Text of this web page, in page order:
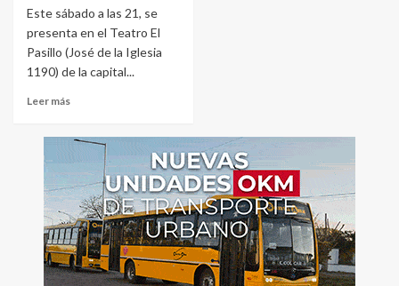
Este sábado a las 21, se
presenta en el Teatro El
Pasillo (José de la Iglesia
1190) de la capital...
Leer más